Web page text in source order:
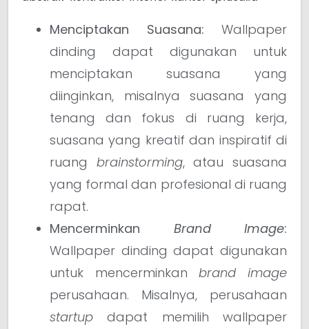
Menciptakan Suasana: Wallpaper
dinding dapat digunakan untuk
menciptakan suasana yang
diinginkan, misalnya suasana yang
tenang dan fokus di ruang kerja,
suasana yang kreatif dan inspiratif di
ruang brainstorming, atau suasana
yang formal dan profesional di ruang
rapat.
Mencerminkan Brand Image:
Wallpaper dinding dapat digunakan
untuk mencerminkanbrand image
perusahaan. Misalnya, perusahaan
startup dapat memilih wallpaper